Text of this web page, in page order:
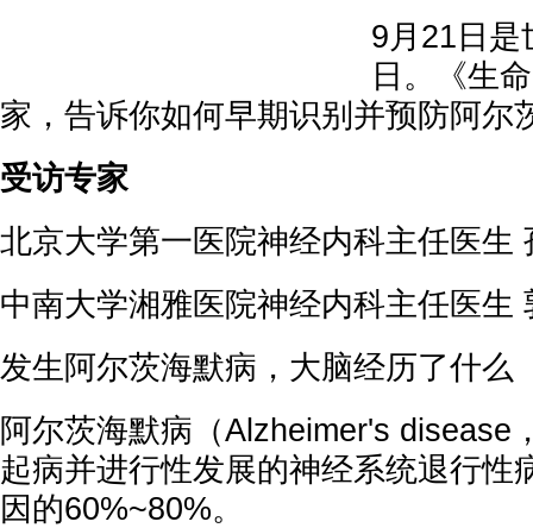
9月21日是
日。《生
家，告诉你如何早期识别并预防阿尔
受访专家
北京大学第一医院神经内科主任医生
中南大学湘雅医院神经内科主任医生
发生阿尔茨海默病，大脑经历了什么
阿尔茨海默病（Alzheimer's disease
起病并进行性发展的神经系统退行性
因的60%~80%。